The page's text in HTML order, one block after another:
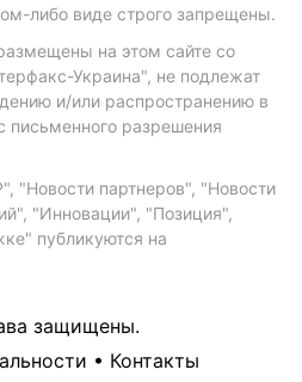
либо виде строго запрещены.
на этом сайте со
Украина", не подлежат
и/или распространению в
разрешения
"Новости партнеров", "Новости
"Инновации", "Позиция",
публикуются на
защищены.
• Контакты